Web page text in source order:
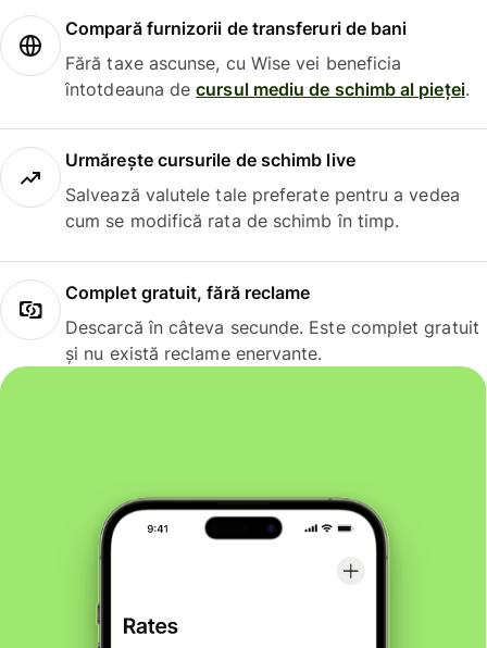
Compară furnizorii de transferuri de bani
Fără taxe ascunse, cu Wise vei beneficia
întotdeauna decursul mediu de schimb al pieței.
Urmărește cursurile de schimb live
Salvează valutele tale preferate pentru a vedea
cum se modifică rata de schimb în timp.
Complet gratuit, fără reclame
Descarcă în câteva secunde. Este complet gratuit
și nu există reclame enervante.